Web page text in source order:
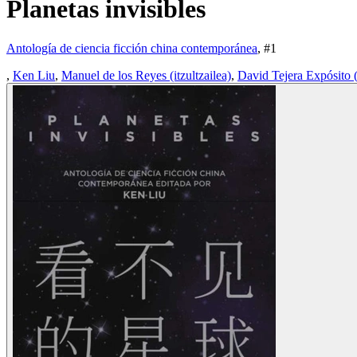
Planetas invisibles
Antología de ciencia ficción china contemporánea, #1
, Ken Liu, Manuel de los Reyes (itzultzailea), David Tejera Expósito